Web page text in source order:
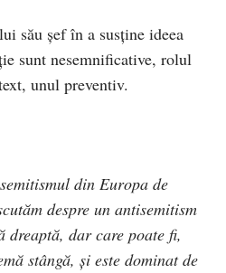
său șef în a susține ideea
sunt nesemnificative, rolul
unul preventiv.
din Europa de
despre un antisemitism
dreaptă, dar care poate fi,
stângă, și este dominat de